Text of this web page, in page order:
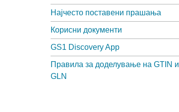
Најчесто поставени прашања
Корисни документи
GS1 Discovery App
Правила за доделување на GTIN и
GLN